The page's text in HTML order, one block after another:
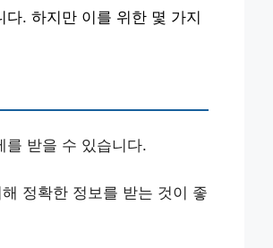
. 하지만 이를 위한 몇 가지
를 받을 수 있습니다.
정확한 정보를 받는 것이 좋